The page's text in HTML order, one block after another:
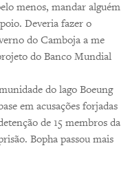
menos, mandar alguém
Deveria fazer o
do Camboja a me
do Banco Mundial
do lago Boeung
em acusações forjadas
de 15 membros da
Bopha passou mais